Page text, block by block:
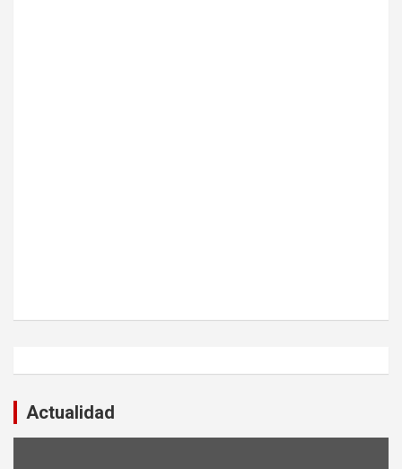
Actualidad